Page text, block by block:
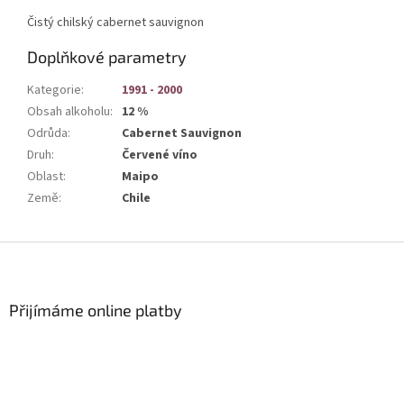
Čistý chilský cabernet sauvignon
Doplňkové parametry
Kategorie:
1991 - 2000
Obsah alkoholu: 12 %
Odrůda:
Cabernet Sauvignon
Druh:
Červené víno
Oblast:
Maipo
Země: Chile
Přijímáme online platby